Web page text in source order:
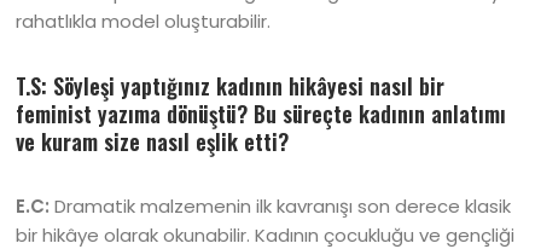
rahatlıkla model oluşturabilir.
T.S: Söyleşi yaptığınız kadının hikâyesi nasıl bir
feminist yazıma dönüştü? Bu süreçte kadının anlatımı
ve kuram size nasıl eşlik etti?
E.C:Dramatik malzemenin ilk kavranışı son derece klasik
bir hikâye olarak okunabilir. Kadının çocukluğu ve gençliği